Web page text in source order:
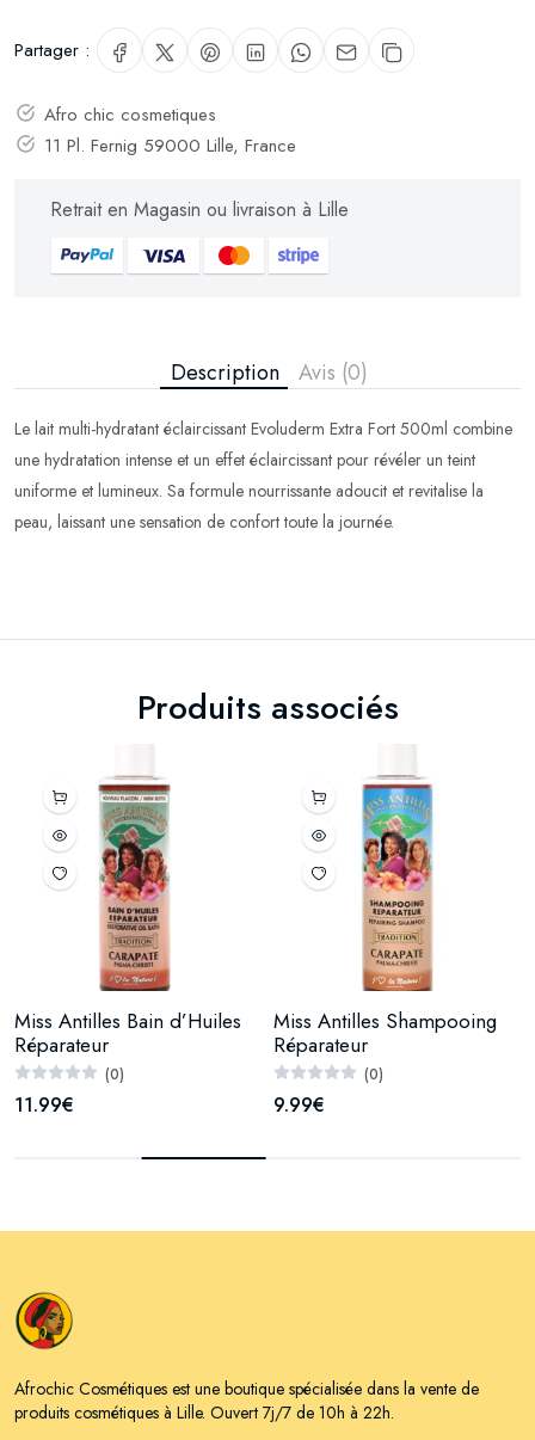
Partager :
Afro chic cosmetiques
11 Pl. Fernig 59000 Lille, France
Retrait en Magasin ou livraison à Lille
Description Avis (0)
Le lait multi-hydratant éclaircissant Evoluderm Extra Fort 500ml combine
une hydratation intense et un effet éclaircissant pour révéler un teint
uniforme et lumineux. Sa formule nourrissante adoucit et revitalise la
peau, laissant une sensation de confort toute la journée.
Produits associés
Miss Antilles Bain d’Huiles
Réparateur
(0)
11.99€
Miss Antilles Shampooing
Réparateur
(0)
9.99€
Afrochic Cosmétiques est une boutique spécialisée dans la vente de
produits cosmétiques à Lille. Ouvert 7j/7 de 10h à 22h.